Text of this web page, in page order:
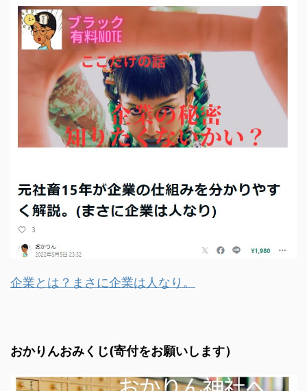
企業とは？まさに企業は人なり。
おかりんおみくじ(寄付をお願いします）